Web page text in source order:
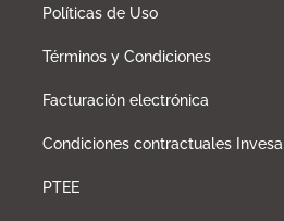
Políticas de Uso
Términos y Condiciones
Facturación electrónica
Condiciones contractuales Invesa
PTEE